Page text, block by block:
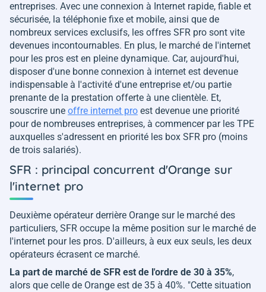
entreprises. Avec une connexion à Internet rapide, fiable et
sécurisée, la téléphonie fixe et mobile, ainsi que de
nombreux services exclusifs, les offres SFR pro sont vite
devenues incontournables. En plus, le marché de l'internet
pour les pros est en pleine dynamique. Car, aujourd'hui,
disposer d'une bonne connexion à internet est devenue
indispensable à l'activité d'une entreprise et/ou partie
prenante de la prestation offerte à une clientèle. Et,
souscrire une offre internet pro est devenue une priorité
pour de nombreuses entreprises, à commencer par les TPE
auxquelles s'adressent en priorité les box SFR pro (moins
de trois salariés).
SFR : principal concurrent d'Orange sur
l'internet pro
Deuxième opérateur derrière Orange sur le marché des
particuliers, SFR occupe la même position sur le marché de
l'internet pour les pros. D'ailleurs, à eux eux seuls, les deux
opérateurs écrasent ce marché.
La part de marché de SFR est de l'ordre de 30 à 35%,
alors que celle de Orange est de 35 à 40%. "Cette situation